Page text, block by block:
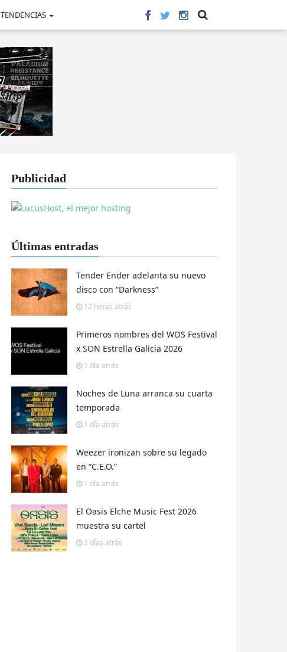
TENDENCIAS
Publicidad
Últimas entradas
Tender Ender adelanta su nuevo
disco con “Darkness”
12 horas atrás
Primeros nombres del WOS Festival
x SON Estrella Galicia 2026
1 día atrás
Noches de Luna arranca su cuarta
temporada
1 día atrás
Weezer ironizan sobre su legado
en “C.E.O.”
1 día atrás
El Oasis Elche Music Fest 2026
muestra su cartel
2 días atrás